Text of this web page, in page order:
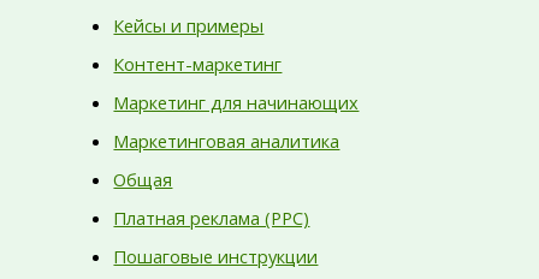
Кейсы и примеры
Контент-маркетинг
Маркетинг для начинающих
Маркетинговая аналитика
Общая
Платная реклама (PPC)
Пошаговые инструкции